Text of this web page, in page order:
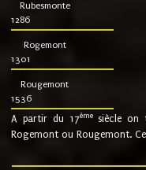
Rubesmonte
1286
Rogemont
1301
Rougemont
1536
A partir du 17ème siècle on
Rogemont ou Rougemont.